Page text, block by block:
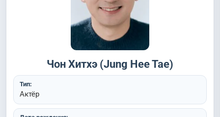
Чон Хитхэ (Jung Hee Tae)
Тип:
Актёр